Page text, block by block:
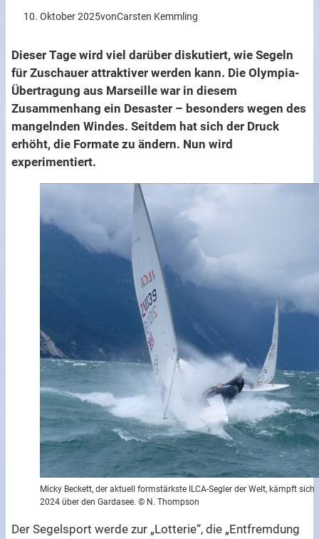
10. Oktober 2025vonCarsten Kemmling
Dieser Tage wird viel darüber diskutiert, wie Segeln
für Zuschauer attraktiver werden kann. Die Olympia-
Übertragung aus Marseille war in diesem
Zusammenhang ein Desaster – besonders wegen des
mangelnden Windes. Seitdem hat sich der Druck
erhöht, die Formate zu ändern. Nun wird
experimentiert.
Micky Beckett, der aktuell formstärkste ILCA-Segler der Welt, kämpft sich
2024 über den Gardasee. © N. Thompson
Der Segelsport werde zur „Lotterie“, die „Entfremdung